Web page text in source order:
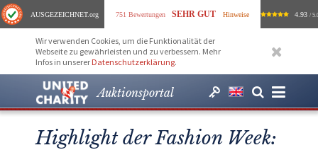
AUSGEZEICHNET.org 751 Bewertungen SEHR GUT Hinweise 4.93 /
Wir verwenden Cookies, um die Funktionalität der
Webseite zu gewährleisten und zu verbessern. Mehr
Infos in unserer Datenschutzerklärung.
Auktionsportal
Highlight der Fashion Week: